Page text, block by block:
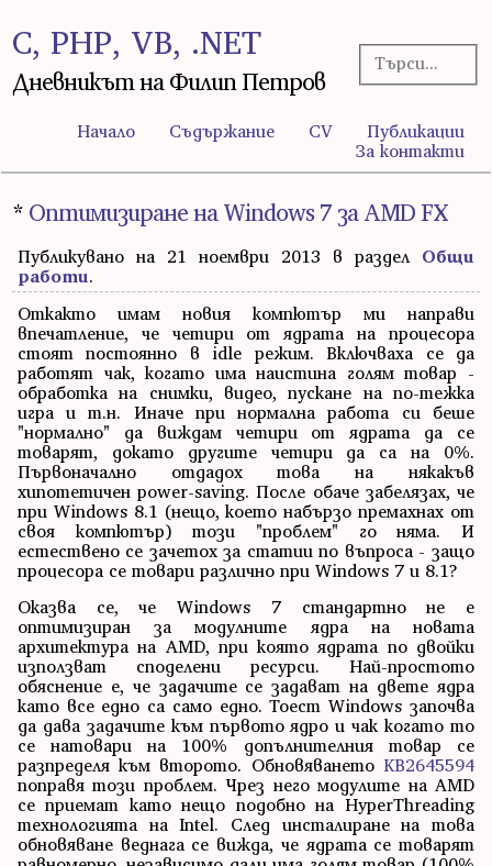
C, PHP, VB, .NET
Дневникът на Филип Петров
Начало Съдържание CV
Публикации
За контакти
* Оптимизиране на Windows 7 за AMD FX
Публикувано на 21 ноември 2013 в раздел Общи
работи.
Откакто имам новия компютър ми направи
впечатление, че четири от ядрата на процесора
стоят постоянно в idle режим. Включваха се да
работят чак, когато има наистина голям товар -
обработка на снимки, видео, пускане на по-тежка
игра и т.н. Иначе при нормална работа си беше
"нормално" да виждам четири от ядрата да се
товарят, докато другите четири да са на 0%.
Първоначално отдадох това на някакъв
хипотетичен power-saving. После обаче забелязах, че
при Windows 8.1 (нещо, което набързо премахнах от
своя компютър) този "проблем" го няма. И
естествено се зачетох за статии по въпроса - защо
процесора се товари различно при Windows 7 и 8.1?
Оказва се, че Windows 7 стандартно не е
оптимизиран за модулните ядра на новата
архитектура на AMD, при която ядрата по двойки
използват споделени ресурси. Най-простото
обяснение е, че задачите се задават на двете ядра
като все едно са само едно. Тоест Windows започва
да дава задачите към първото ядро и чак когато то
се натовари на 100% допълнителния товар се
разпределя към второто. Обновяването KB2645594
поправя този проблем. Чрез него модулите на AMD
се приемат като нещо подобно на HyperThreading
технологията на Intel. След инсталиране на това
обновяване веднага се вижда, че ядрата се товарят